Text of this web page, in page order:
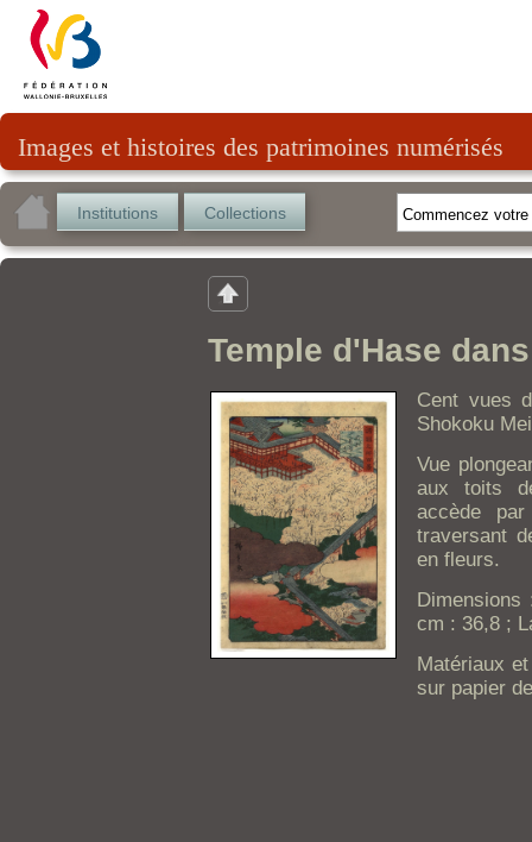
Images et histoires des patrimoines numérisés
Institutions Collections
Temple d'Hase
Cent vues
Shokoku
Vue
aux toits
accède
traversant
en fleurs.
Dimensions
cm : 36,8 ;
Matériaux
sur papier